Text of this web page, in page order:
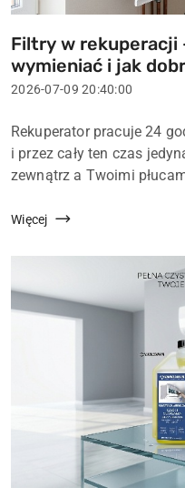
Tytuł
artykułu:
Filtry w rekuperacji
wymieniać i jak
Data
2026-07-09 20:40:00
Treść
artykułu:
Rekuperator pracuje 24
i przez cały ten czas
zewnątrz a Twoimi
całego systemu wentylacji
Więcej